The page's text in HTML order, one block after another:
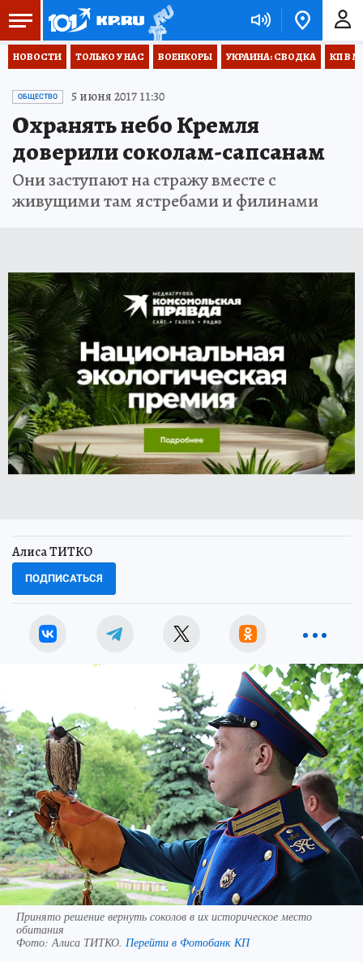
НОВОСТИ ТОЛЬКО У НАС ВОЕНКОРЫ УКРАИНА: СВОДКА КП В
ОБЩЕСТВО 5 июня 2017 11:30
Охранять небо Кремля
доверили соколам-сапсанам
Они заступают на стражу вместе с
живущими там ястребами и филинами
Алиса ТИТКО
ПОДПИСАТЬСЯ
Принято решение вернуть соколов в их историческое место
обитания
Фото: Алиса ТИТКО. Перейти в Фотобанк КП